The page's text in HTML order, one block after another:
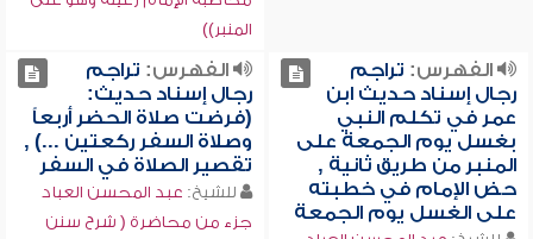
المنبر))
الفهرس: تراجم
رجال إسناد حديث ابن
عمر في تكلم النبي
بغسل يوم الجمعة على
المنبر من طريق ثانية ,
حض الإمام في خطبته
على الغسل يوم الجمعة
الفهرس: تراجم
رجال إسناد حديث:
(فرضت صلاة الحضر أربعاً
وصلاة السفر ركعتين ...) ,
تقصير الصلاة في السفر
للشيخ: عبد المحسن العباد
جزء من محاضرة ( شرح سنن